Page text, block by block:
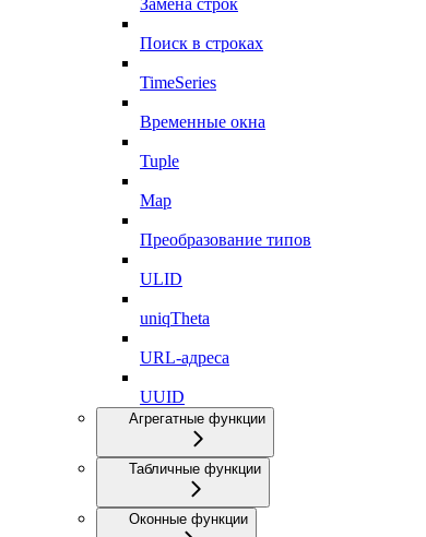
Поиск в строках
TimeSeries
Временные окна
Tuple
Map
Преобразование типов
ULID
uniqTheta
URL-адреса
UUID
Агрегатные функции
Табличные функции
Оконные функции